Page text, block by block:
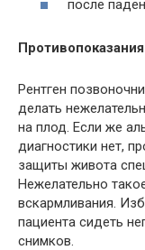
после
Противопоказания
Рентген
делать
на плод. Если же
диагностики нет,
защиты живота
Нежелательно
вскармливания.
пациента сидеть
снимков.